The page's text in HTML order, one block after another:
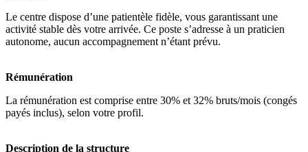
Le centre dispose d’une patientèle fidèle, vous garantissant une
activité stable dès votre arrivée. Ce poste s’adresse à un praticien
autonome, aucun accompagnement n’étant prévu.
Rémunération
La rémunération est comprise entre 30% et 32% bruts/mois (congés
payés inclus), selon votre profil.
Description de la structure